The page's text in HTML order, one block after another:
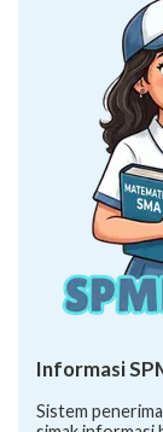
Informasi
Sistem